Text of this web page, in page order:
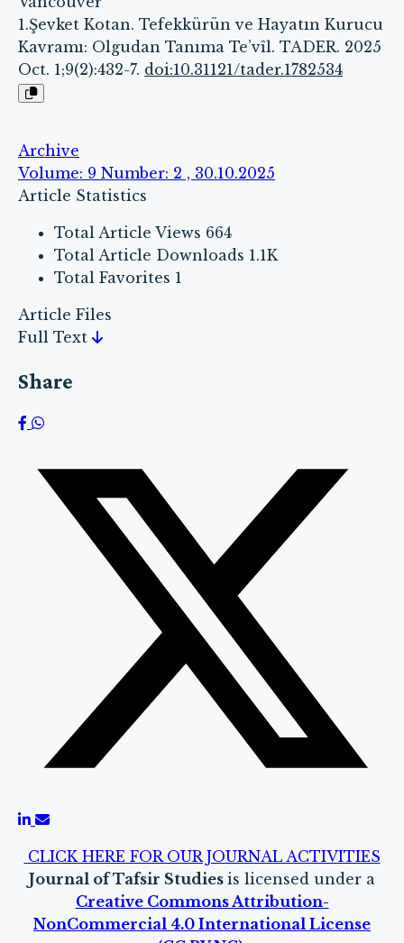
1.Şevket Kotan. Tefekkürün ve Hayatın Kurucu
Kavramı: Olgudan Tanıma Te’vîl. TADER. 2025
Oct. 1;9(2):432-7. doi:10.31121/tader.1782534
Archive
Volume: 9 Number: 2 , 30.10.2025
Article Statistics
Total Article Views 664
Total Article Downloads 1.1K
Total Favorites 1
Article Files
Full Text
Share
CLICK HERE FOR OUR JOURNAL ACTIVITIES
Journal of Tafsir Studies is licensed under a
Creative Commons Attribution-
NonCommercial 4.0 International License